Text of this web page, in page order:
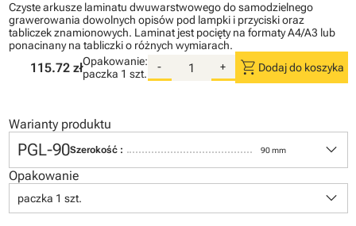
Czyste arkusze laminatu dwuwarstwowego do samodzielnego
grawerowania dowolnych opisów pod lampki i przyciski oraz
tabliczek znamionowych. Laminat jest pocięty na formaty A4/A3 lub
ponacinany na tabliczki o różnych wymiarach.
115.72 złOpakowanie:
paczka 1 szt.
- + shopping_cart Dodaj do koszyka
Warianty produktu
PGL-90Szerokość : 90 mm keyboard_arrow_down
Opakowanie
paczka 1 szt. keyboard_arrow_down